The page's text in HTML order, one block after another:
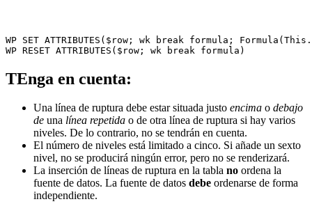
WP SET ATTRIBUTES($row; wk break formula;
WP RESET ATTRIBUTES($row; wk break formula)
TEnga en cuenta:
Una línea de ruptura debe estar situada justo encima o debajo
de una línea repetida o de otra línea de ruptura si hay varios
niveles. De lo contrario, no se tendrán en cuenta.
El número de niveles está limitado a cinco. Si añade un sexto
nivel, no se producirá ningún error, pero no se renderizará.
La inserción de líneas de ruptura en la tabla no ordena la
fuente de datos. La fuente de datos debe ordenarse de forma
independiente.